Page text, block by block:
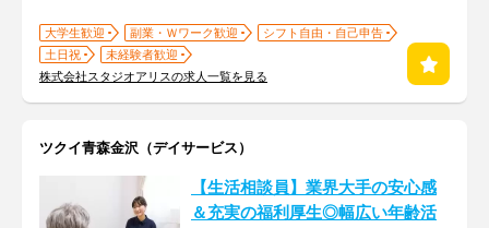
大学生歓迎 副業・Ｗワーク歓迎
シフト自由・自己申告
土日祝
未経験者歓迎
株式会社スタジオアリスの求人一覧を見る
ツクイ青森金沢（デイサービス）
【生活相談員】業界大手の安心感
＆充実の福利厚生◎幅広い年齢活